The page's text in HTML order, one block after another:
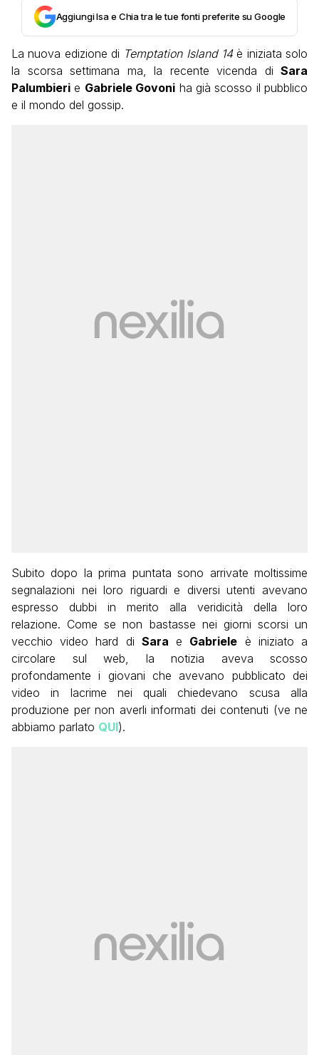
Aggiungi Isa e Chia tra le tue fonti preferite su Google
La nuova edizione di Temptation Island 14è iniziata solo
la scorsa settimana ma, la recente vicenda di Sara
Palumbieri e Gabriele Govoni ha già scosso il pubblico
e il mondo del gossip.
Subito dopo la prima puntata sono arrivate moltissime
segnalazioni nei loro riguardi e diversi utenti avevano
espresso dubbi in merito alla veridicità della loro
relazione. Come se non bastasse nei giorni scorsi un
vecchio video hard di Sara e Gabriele è iniziato a
circolare sul web, la notizia aveva scosso
profondamente i giovani che avevano pubblicato dei
video in lacrime nei quali chiedevano scusa alla
produzione per non averli informati dei contenuti (ve ne
abbiamo parlato QUI).